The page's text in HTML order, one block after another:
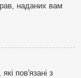
наданих вам
пов'язані з